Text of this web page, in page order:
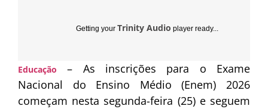
Getting your Trinity Audio player ready...
Educação
– As inscrições para o Exame
Nacional do Ensino Médio (Enem) 2026
começam nesta segunda-feira (25) e seguem